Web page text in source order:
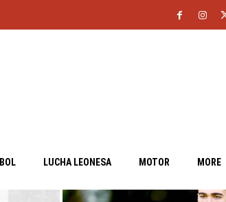
LUCHA LEONESA MOTOR MORE